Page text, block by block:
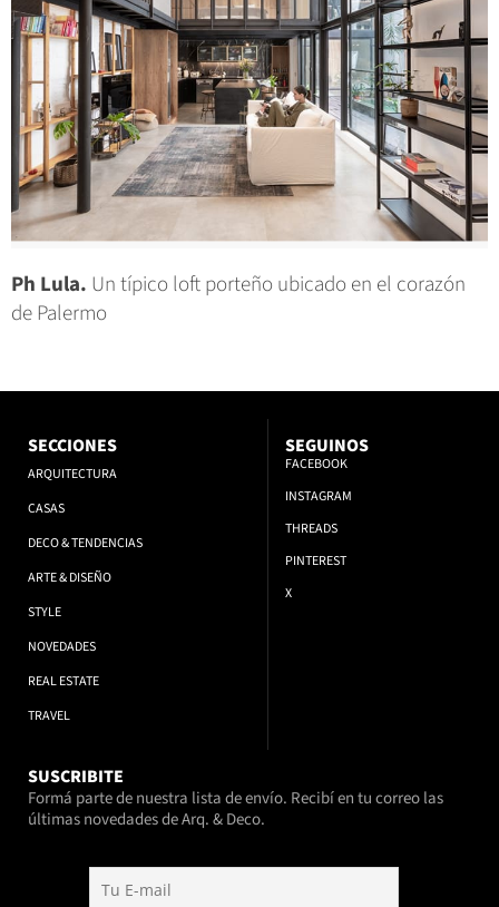
Ph Lula. Un típico loft porteño ubicado en el corazón
de Palermo
SECCIONES
ARQUITECTURA
CASAS
DECO & TENDENCIAS
ARTE & DISEÑO
STYLE
NOVEDADES
REAL ESTATE
TRAVEL
SEGUINOS
FACEBOOK
INSTAGRAM
THREADS
PINTEREST
X
SUSCRIBITE
Formá parte de nuestra lista de envío. Recibí en tu correo las
últimas novedades de Arq. & Deco.